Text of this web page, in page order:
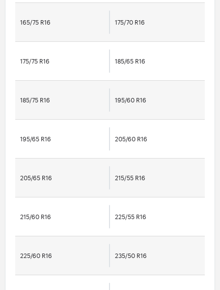
165/75 R16 175/70 R16
175/75 R16 185/65 R16
185/75 R16 195/60 R16
195/65 R16 205/60 R16
205/65 R16 215/55 R16
215/60 R16 225/55 R16
225/60 R16 235/50 R16